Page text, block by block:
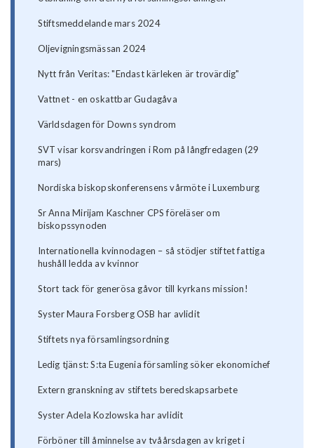
Stiftsmeddelande mars 2024
Oljevigningsmässan 2024
Nytt från Veritas: "Endast kärleken är trovärdig"
Vattnet - en oskattbar Gudagåva
Världsdagen för Downs syndrom
SVT visar korsvandringen i Rom på långfredagen (29
mars)
Nordiska biskopskonferensens vårmöte i Luxemburg
Sr Anna Mirijam Kaschner CPS föreläser om
biskopssynoden
Internationella kvinnodagen – så stödjer stiftet fattiga
hushåll ledda av kvinnor
Stort tack för generösa gåvor till kyrkans mission!
Syster Maura Forsberg OSB har avlidit
Stiftets nya församlingsordning
Ledig tjänst: S:ta Eugenia församling söker ekonomichef
Extern granskning av stiftets beredskapsarbete
Syster Adela Kozlowska har avlidit
Förböner till åminnelse av tvåårsdagen av kriget i